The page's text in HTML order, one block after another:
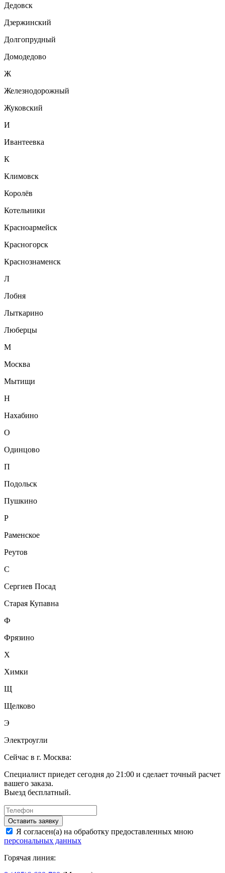
Дедовск
Дзержинский
Долгопрудный
Домодедово
Ж
Железнодорожный
Жуковский
И
Ивантеевка
К
Климовск
Королёв
Котельники
Красноармейск
Красногорск
Краснознаменск
Л
Лобня
Лыткарино
Люберцы
М
Москва
Мытищи
Н
Нахабино
О
Одинцово
П
Подольск
Пушкино
Р
Раменское
Реутов
С
Сергиев Посад
Старая Купавна
Ф
Фрязино
Х
Химки
Щ
Щелково
Э
Электроугли
Сейчас в г. Москва:
Специалист приедет сегодня до 21:00 и сделает точный расчет
вашего заказа.
Выезд бесплатный.
Оставить заявку
Я согласен(а) на обработку предоставленных мною
персональных данных
Горячая линия: